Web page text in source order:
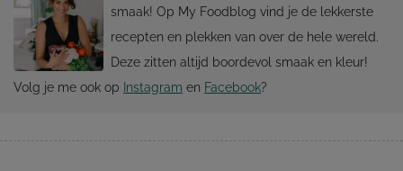
smaak! Op My Foodblog vind je de lekkerste
recepten en plekken van over de hele wereld.
Deze zitten altijd boordevol smaak en kleur!
Volg je me ook op Instagram en Facebook?